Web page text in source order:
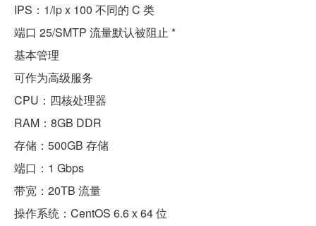
IPS：1/ip x 100 不同的 C 类
端口 25/SMTP 流量默认被阻止 *
基本管理
可作为高级服务
CPU：四核处理器
RAM：8GB DDR
存储：500GB 存储
端口：1 Gbps
带宽：20TB 流量
操作系统：CentOS 6.6 x 64 位